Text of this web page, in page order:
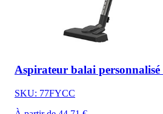
Aspirateur balai personnalisé
SKU: 77FYCC